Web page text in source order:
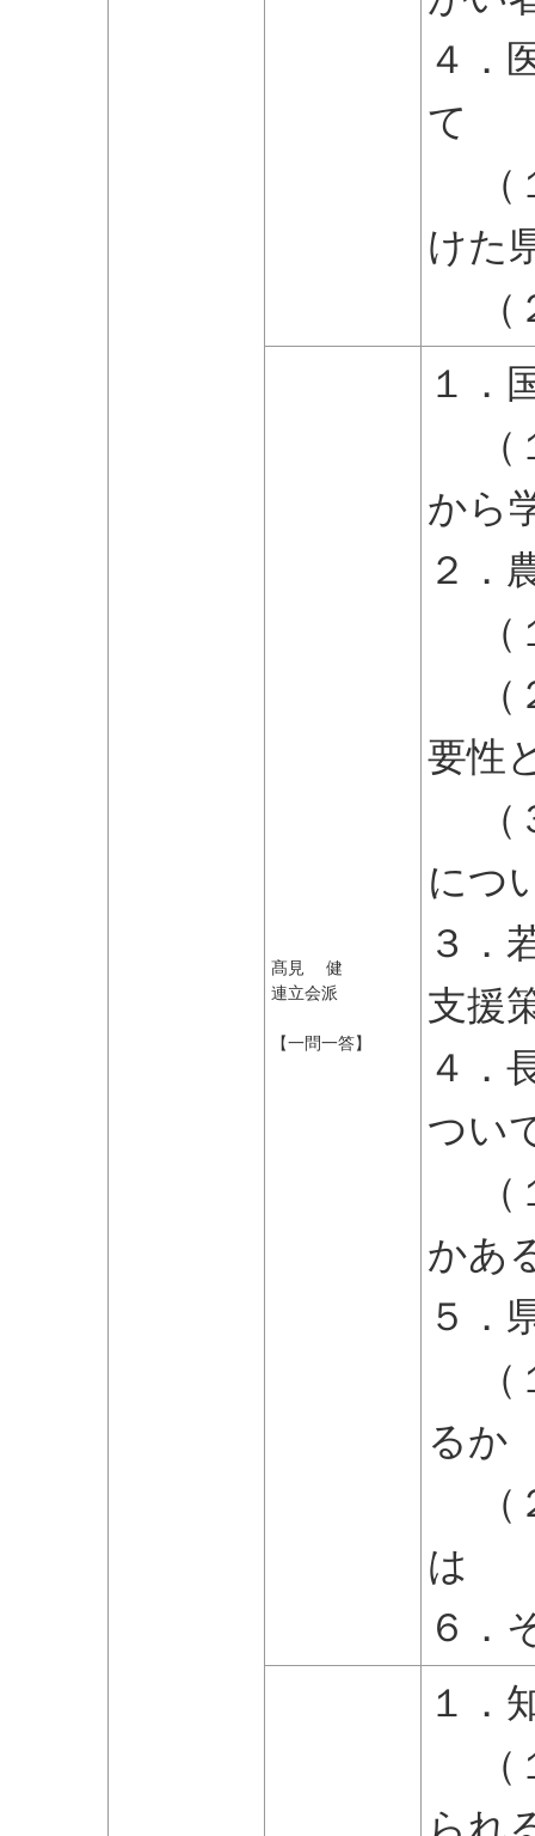
４．
て
（
けた
（
髙見 健
連立会派
【一問一答】
１．
（
から
２．
（
（
要性
（
につ
３．
支援
４．
つい
（
かあ
５．
（
るか
（
は
６．
１．
（
られ